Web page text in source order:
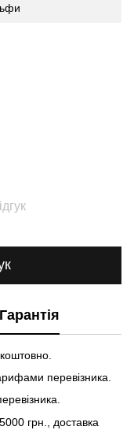
Гарантія
перевізника.
грн., доставка